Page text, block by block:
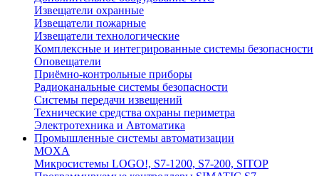
Извещатели охранные
Извещатели пожарные
Извещатели технологические
Комплексные и интегрированные системы безопасноcти
Оповещатели
Приёмно-контрольные приборы
Радиоканальные системы безопасности
Системы передачи извещений
Технические средства охраны периметра
Электротехника и Автоматика
Промышленные системы автоматизации
MOXA
Микросистемы LOGO!, S7-1200, S7-200, SITOP